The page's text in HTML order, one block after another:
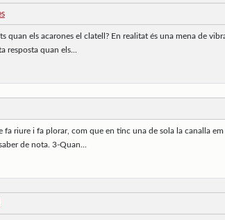
quan els acarones el clatell? En realitat és una mena de
resposta quan els...
riure i fa plorar, com que en tinc una de sola la canalla
de nota. 3-Quan...